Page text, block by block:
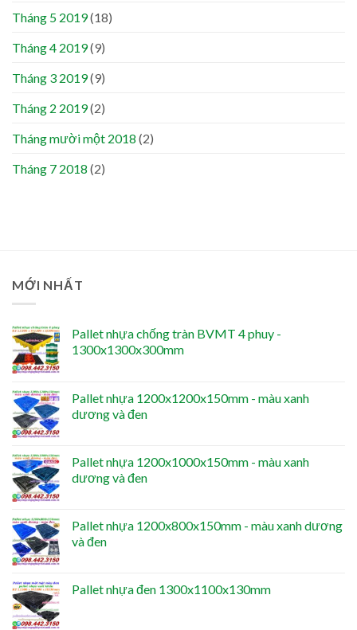
Tháng 5 2019(18)
Tháng 4 2019(9)
Tháng 3 2019(9)
Tháng 2 2019(2)
Tháng mười một 2018 (2)
Tháng 7 2018 (2)
MỚI NHẤT
Pallet nhựa chống tràn BVMT 4 phuy -
1300x1300x300mm
Pallet nhựa 1200x1200x150mm - màu xanh
dương và đen
Pallet nhựa 1200x1000x150mm - màu xanh
dương và đen
Pallet nhựa 1200x800x150mm - màu xanh dương
và đen
Pallet nhựa đen 1300x1100x130mm